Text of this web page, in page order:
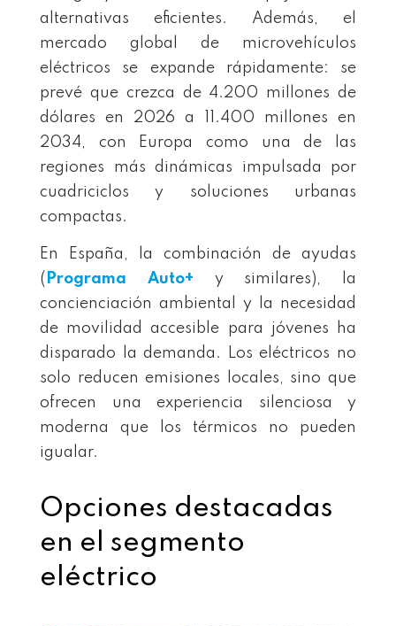
alternativas eficientes. Además, el
mercado global de microvehículos
eléctricos se expande rápidamente: se
prevé que crezca de 4.200 millones de
dólares en 2026 a 11.400 millones en
2034, con Europa como una de las
regiones más dinámicas impulsada por
cuadriciclos y soluciones urbanas
compactas.
En España, la combinación de ayudas
( Programa Auto+ y similares), la
concienciación ambiental y la necesidad
de movilidad accesible para jóvenes ha
disparado la demanda. Los eléctricos no
solo reducen emisiones locales, sino que
ofrecen una experiencia silenciosa y
moderna que los térmicos no pueden
igualar.
Opciones destacadas
en el segmento
eléctrico